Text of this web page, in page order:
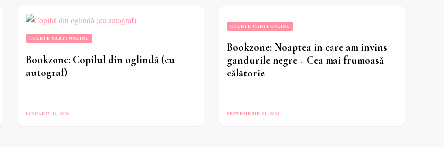
OFERTE CARTI ONLINE
Bookzone: Copilul din oglindă (cu
autograf)
IANUARIE 19, 2026
OFERTE CARTI ONLINE
Bookzone: Noaptea in care am invins
gandurile negre + Cea mai frumoasă
călătorie
SEPTEMBRIE 21, 2025